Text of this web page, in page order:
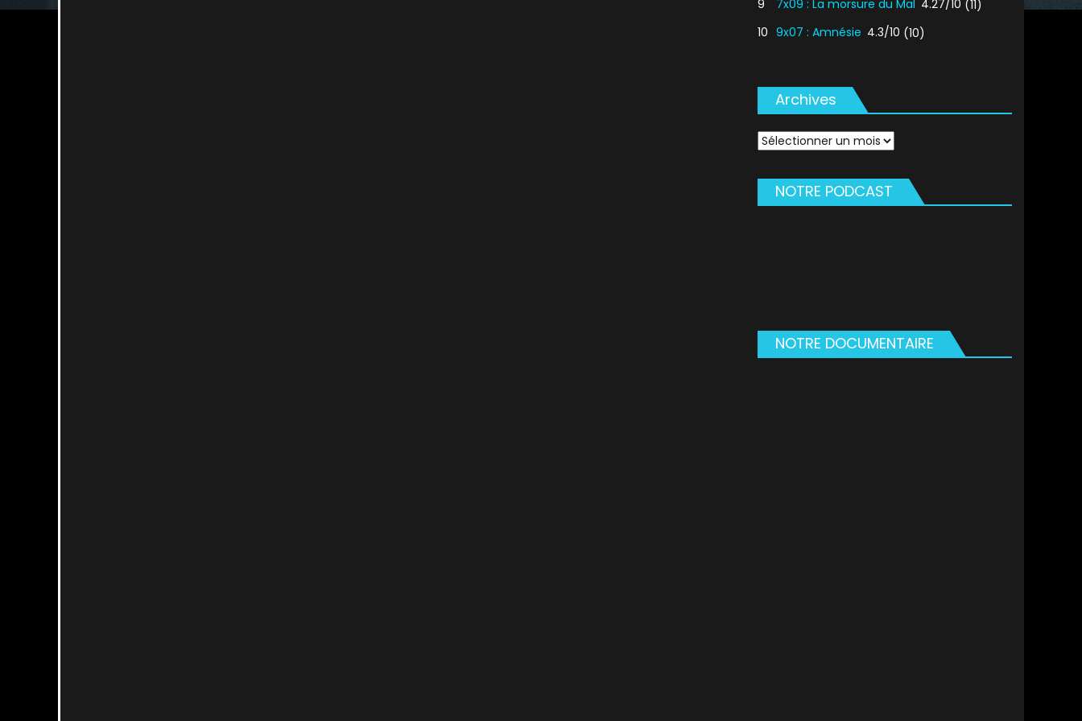
9
7x09 : La morsure du Mal 4.27/10 (11)
10 9x07 : Amnésie 4.3/10 (10)
Archives
Archives
NOTRE PODCAST
NOTRE DOCUMENTAIRE